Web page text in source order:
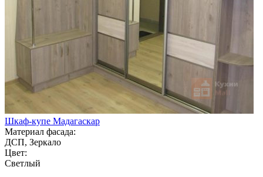
Шкаф-купе Мадагаскар
Материал фасада:
ДСП, Зеркало
Цвет:
Светлый